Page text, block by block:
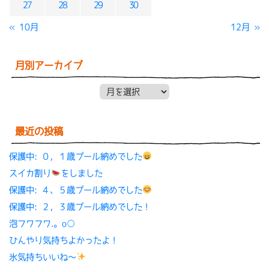
27 28 29 30
« 10月 12月 »
月別アーカイブ
最近の投稿
保護中: ０，１歳プール納めでした
スイカ割り
をしました
保護中: ４、５歳プール納めでした
保護中: ２，３歳プール納めでした！
泡フワフワ.。o○
ひんやり気持ちよかったよ！
氷気持ちいいね〜